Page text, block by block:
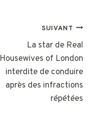
SUIVANT
La star de Real
Housewives of London
interdite de conduire
après des infractions
répétées